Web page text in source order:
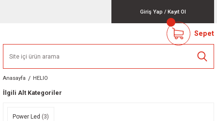
Giriş Yap / Kayıt Ol
Sepet
Anasayfa HELIO
İlgili Alt Kategoriler
Power Led (3)